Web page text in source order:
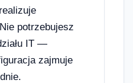
potrzebujesz
IT —
zajmuje